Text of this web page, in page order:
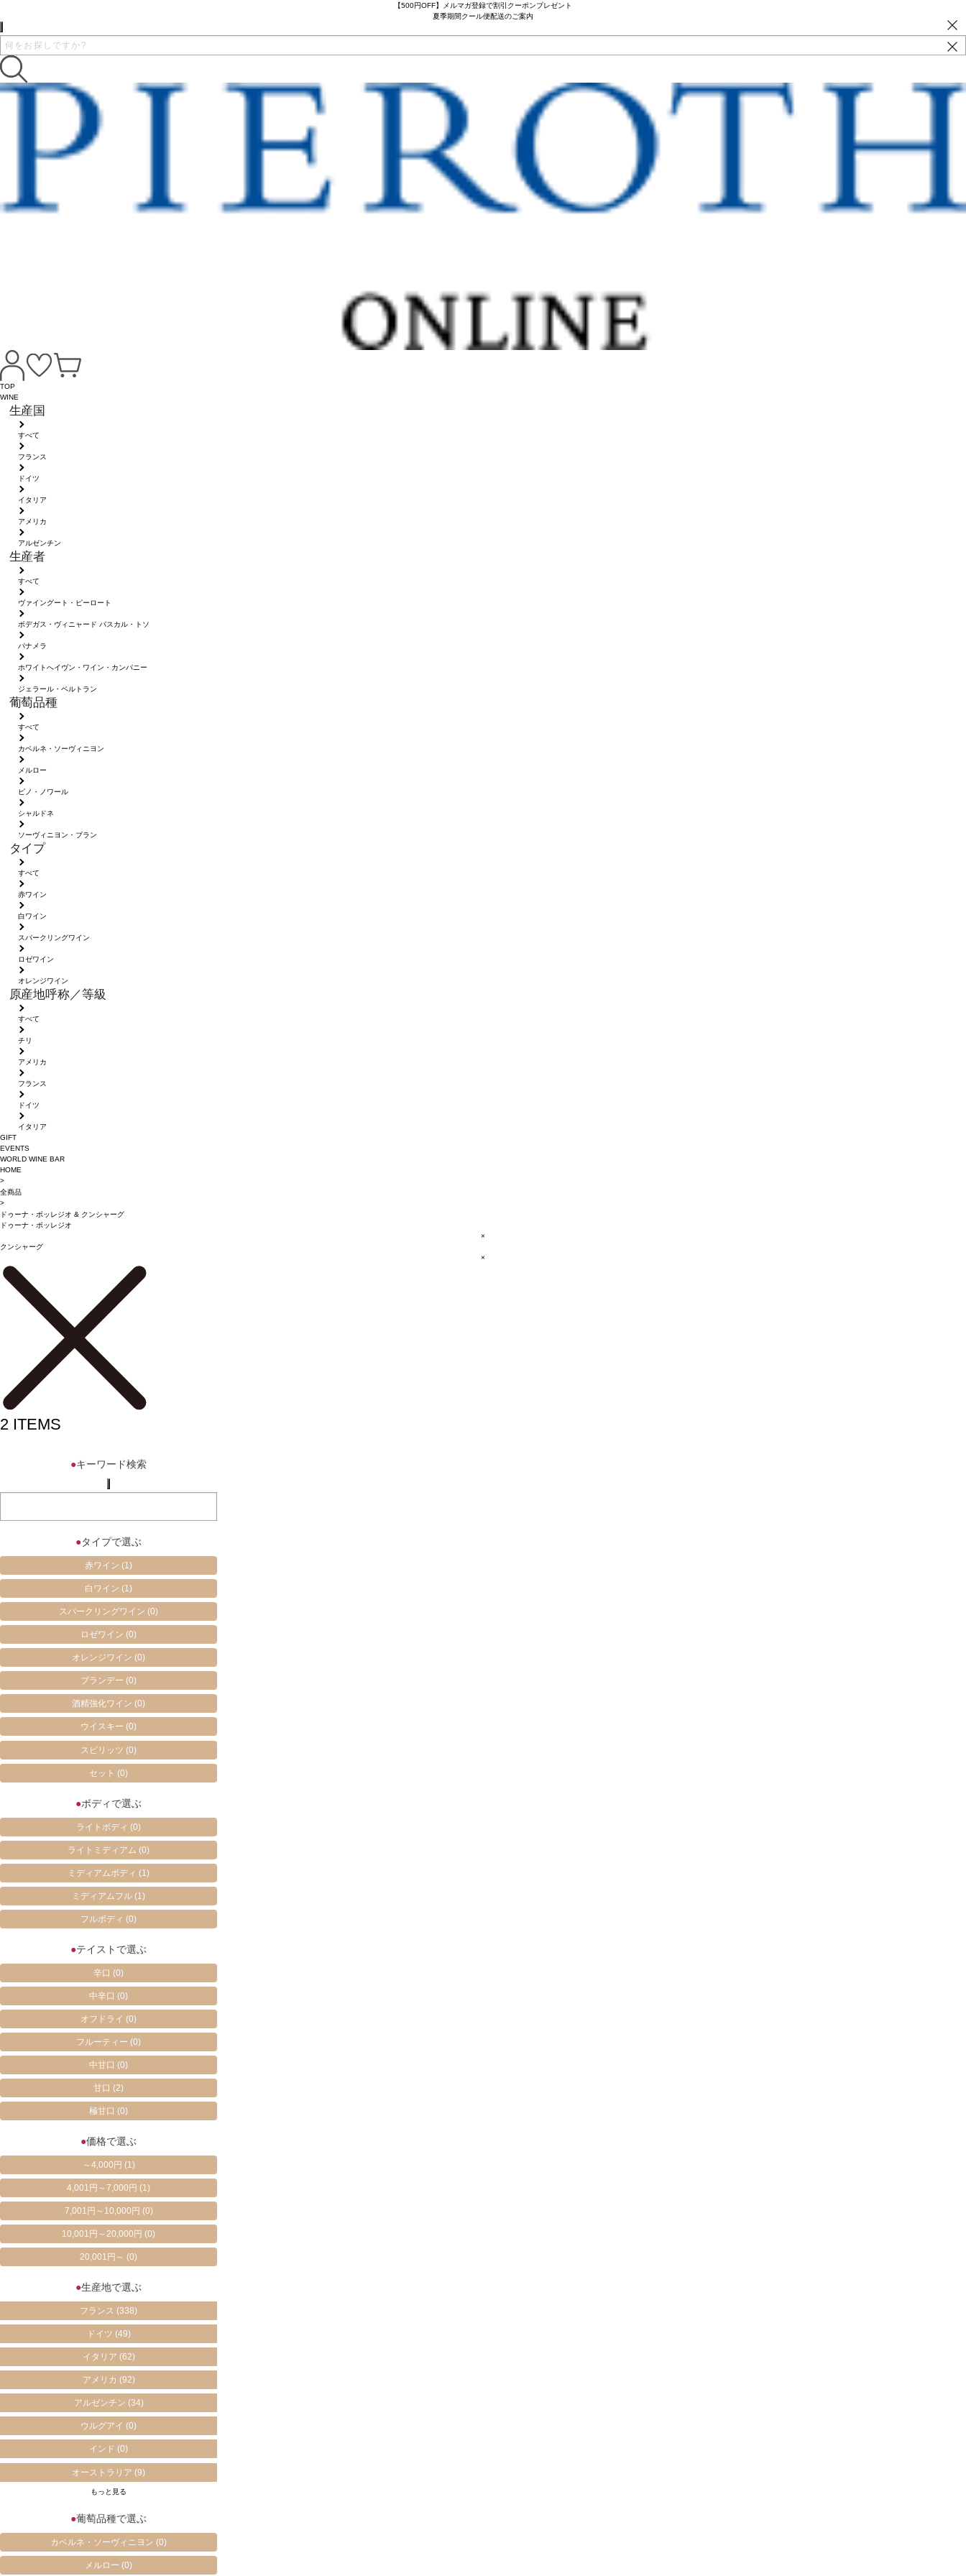
【500円OFF】メルマガ登録で割引クーポンプレゼント
夏季期間クール便配送のご案内
TOP
WINE
生産国
すべて
フランス
ドイツ
イタリア
アメリカ
アルゼンチン
生産者
すべて
ヴァイングート・ピーロート
ボデガス・ヴィニャード パスカル・トソ
パナメラ
ホワイトへイヴン・ワイン・カンパニー
ジェラール・ベルトラン
葡萄品種
すべて
カベルネ・ソーヴィニヨン
メルロー
ピノ・ノワール
シャルドネ
ソーヴィニヨン・ブラン
タイプ
すべて
赤ワイン
白ワイン
スパークリングワイン
ロゼワイン
オレンジワイン
原産地呼称／等級
すべて
チリ
アメリカ
フランス
ドイツ
イタリア
GIFT
EVENTS
WORLD WINE BAR
HOME
>
全商品
>
ドゥーナ・ボッレジオ & クンシャーグ
ドゥーナ・ボッレジオ
×
クンシャーグ
×
2 ITEMS
●キーワード検索
●タイプで選ぶ
赤ワイン(1)
白ワイン(1)
スパークリングワイン(0)
ロゼワイン(0)
オレンジワイン(0)
ブランデー(0)
酒精強化ワイン(0)
ウイスキー(0)
スピリッツ(0)
セット(0)
●ボディで選ぶ
ライトボディ(0)
ライトミディアム(0)
ミディアムボディ(1)
ミディアムフル(1)
フルボディ(0)
●テイストで選ぶ
辛口(0)
中辛口(0)
オフドライ(0)
フルーティー(0)
中甘口(0)
甘口(2)
極甘口(0)
●価格で選ぶ
～4,000円 (1)
4,001円～7,000円(1)
7,001円～10,000円 (0)
10,001円～20,000円(0)
20,001円～(0)
●生産地で選ぶ
フランス(338)
ドイツ (49)
イタリア (62)
アメリカ (92)
アルゼンチン (34)
ウルグアイ(0)
インド(0)
オーストラリア(9)
もっと見る
●葡萄品種で選ぶ
カベルネ・ソーヴィニヨン(0)
メルロー(0)